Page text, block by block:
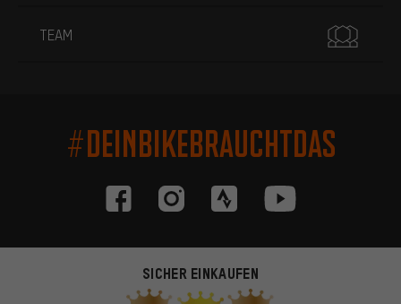
TEAM
#DEINBIKEBRAUCHTDAS
SICHER EINKAUFEN